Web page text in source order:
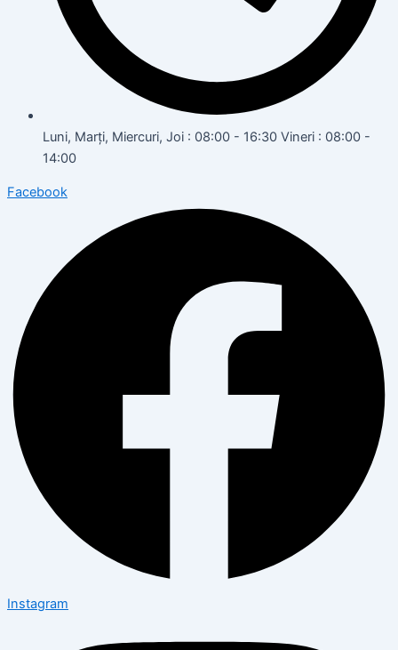
Luni, Marți, Miercuri, Joi : 08:00 - 16:30 Vineri : 08:00 -
14:00
Facebook
Instagram